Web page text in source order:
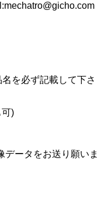
を必ず記載して下さ
)
ータをお送り願いま